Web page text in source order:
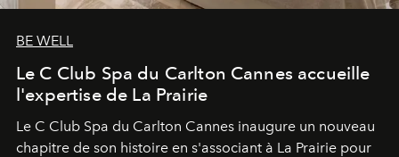
BE WELL
Le C Club Spa du Carlton Cannes accueille
l'expertise de La Prairie
Le C Club Spa du Carlton Cannes inaugure un nouveau
chapitre de son histoire en s'associant à La Prairie pour